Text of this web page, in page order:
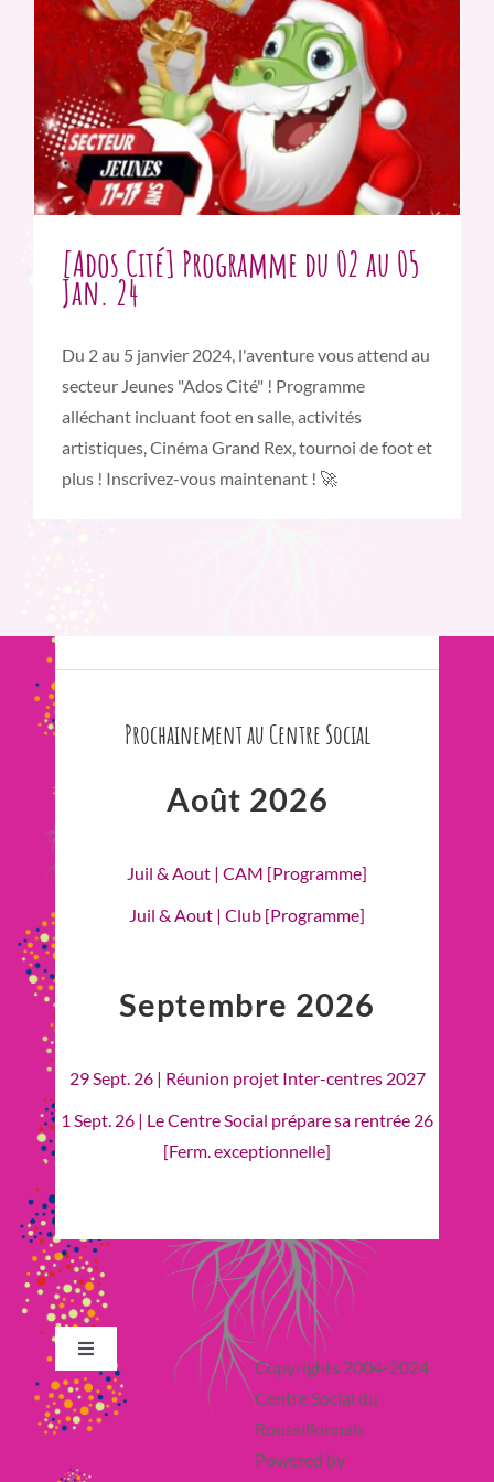
[Ados Cité] Programme du 02 au 05
Jan. 24
Du 2 au 5 janvier 2024, l'aventure vous attend au
secteur Jeunes "Ados Cité" ! Programme
alléchant incluant foot en salle, activités
artistiques, Cinéma Grand Rex, tournoi de foot et
plus ! Inscrivez-vous maintenant ! 🚀
Prochainement au Centre Social
Août 2026
Juil & Aout | CAM [Programme]
Juil & Aout | Club [Programme]
Septembre 2026
29 Sept. 26 | Réunion projet Inter-centres 2027
1 Sept. 26 | Le Centre Social prépare sa rentrée 26
[Ferm. exceptionnelle]
Toggle
Navigation
Retour en Haut
Copyrights 2004-2024
Centre Social du
Roussillonnais
Powered by